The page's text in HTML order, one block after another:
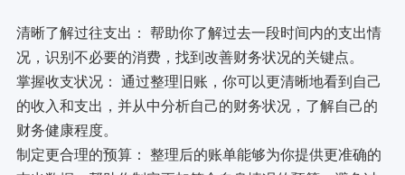
清晰了解过往支出： 帮助你了解过去一段时间内的支出情
况，识别不必要的消费，找到改善财务状况的关键点。
掌握收支状况： 通过整理旧账，你可以更清晰地看到自己
的收入和支出，并从中分析自己的财务状况，了解自己的
财务健康程度。
制定更合理的预算： 整理后的账单能够为你提供更准确的